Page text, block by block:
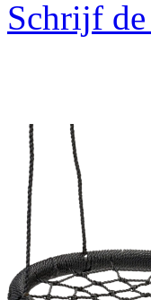
Schrijf